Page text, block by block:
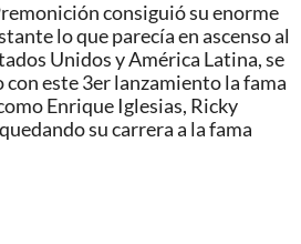
consiguió su enorme
lo que parecía en ascenso al
Unidos y América Latina, se
este 3er lanzamiento la fama
Enrique Iglesias, Ricky
su carrera a la fama